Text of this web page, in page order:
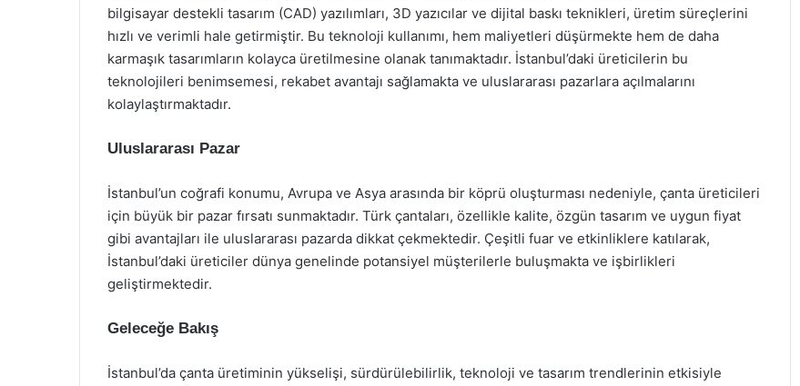
bilgisayar destekli tasarım (CAD) yazılımları, 3D yazıcılar ve dijital baskı teknikleri, üretim süreçlerini
hızlı ve verimli hale getirmiştir. Bu teknoloji kullanımı, hem maliyetleri düşürmekte hem de daha
karmaşık tasarımların kolayca üretilmesine olanak tanımaktadır. İstanbul’daki üreticilerin bu
teknolojileri benimsemesi, rekabet avantajı sağlamakta ve uluslararası pazarlara açılmalarını
kolaylaştırmaktadır.
Uluslararası Pazar
İstanbul’un coğrafi konumu, Avrupa ve Asya arasında bir köprü oluşturması nedeniyle, çanta üreticileri
için büyük bir pazar fırsatı sunmaktadır. Türk çantaları, özellikle kalite, özgün tasarım ve uygun fiyat
gibi avantajları ile uluslararası pazarda dikkat çekmektedir. Çeşitli fuar ve etkinliklere katılarak,
İstanbul’daki üreticiler dünya genelinde potansiyel müşterilerle buluşmakta ve işbirlikleri
geliştirmektedir.
Geleceğe Bakış
İstanbul’da çanta üretiminin yükselişi, sürdürülebilirlik, teknoloji ve tasarım trendlerinin etkisiyle